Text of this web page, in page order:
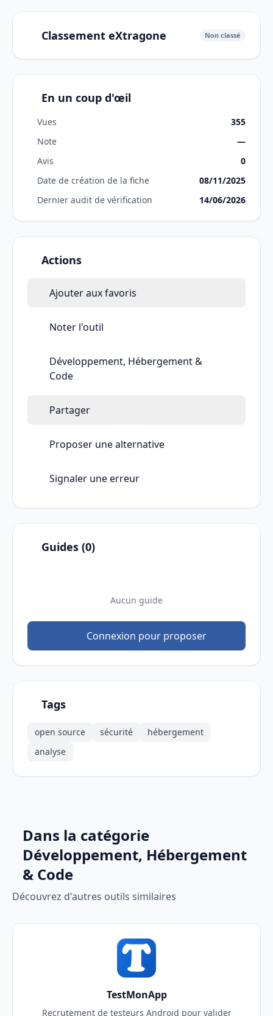
Classement eXtragone Non classé
En un coup d'œil
Vues
355
Note
—
Avis
0
Date de création de la fiche
08/11/2025
Dernier audit de vérification
14/06/2026
Actions
Ajouter aux favoris
Noter l'outil
Développement, Hébergement &
Code
Partager
Proposer une alternative
Signaler une erreur
Guides (0)
Aucun guide
Connexion pour proposer
Tags
open source sécurité
hébergement
analyse
Dans la catégorie
Développement, Hébergement
& Code
Découvrez d'autres outils similaires
TestMonApp
Recrutement de testeurs Android pour valider